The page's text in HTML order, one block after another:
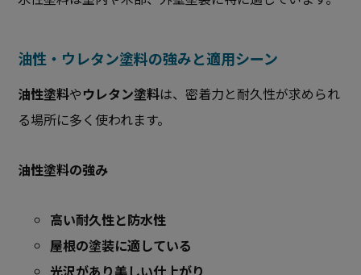
油性・ウレタン塗料の強みと適用シーン
油性塗料やウレタン塗料は、密着力と耐久性が求められ
る場所に多く使われます。
油性塗料の強み
高い耐久性と防水性
屋根の塗装に適している